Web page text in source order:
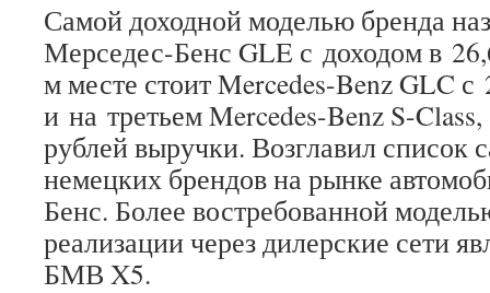
Самой доходной моделью бренда
Мерседес-Бенс GLE с доходом в
м месте стоит Mercedes-Benz GLC
и на третьем Mercedes-Benz S-
рублей выручки. Возглавил список
немецких брендов на рынке
Бенс. Более востребованной
реализации через дилерские сети
БМВ X5.